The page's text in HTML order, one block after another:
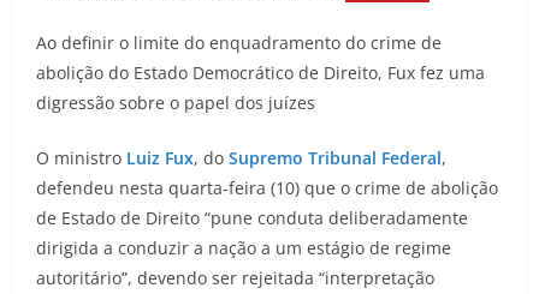
Ao definir o limite do enquadramento do crime de
abolição do Estado Democrático de Direito, Fux fez uma
digressão sobre o papel dos juízes
O ministro Luiz Fux, do Supremo Tribunal Federal,
defendeu nesta quarta-feira (10) que o crime de abolição
de Estado de Direito “pune conduta deliberadamente
dirigida a conduzir a nação a um estágio de regime
autoritário”, devendo ser rejeitada “interpretação